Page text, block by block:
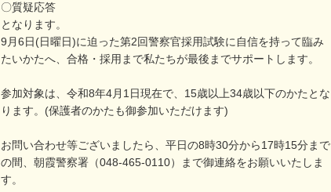
〇質疑応答
となります。
9月6日(日曜日)に迫った第2回警察官採用試験に自信を持って臨み
たいかたへ、合格・採用まで私たちが最後までサポートします。
参加対象は、令和8年4月1日現在で、15歳以上34歳以下のかたとな
ります。(保護者のかたも御参加いただけます)
お問い合わせ等ございましたら、平日の8時30分から17時15分まで
の間、朝霞警察署（048-465-0110）まで御連絡をお願いいたしま
す。